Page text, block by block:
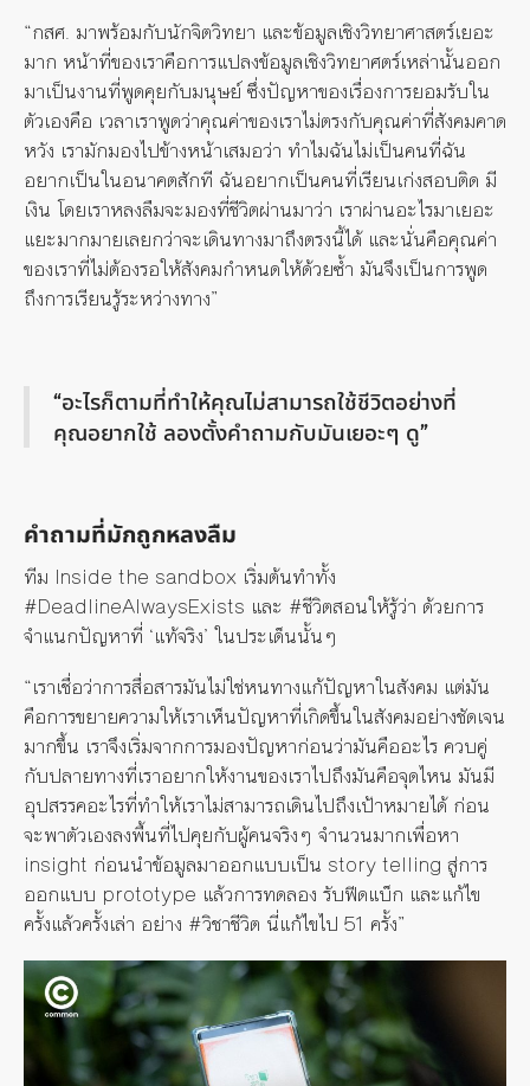
“กสศ. มาพร้อมกับนักจิตวิทยา และข้อมูลเชิงวิทยาศาสตร์เยอะ
มาก หน้าที่ของเราคือการแปลงข้อมูลเชิงวิทยาศตร์เหล่านั้นออก
มาเป็นงานที่พูดคุยกับมนุษย์ ซึ่งปัญหาของเรื่องการยอมรับใน
ตัวเองคือ เวลาเราพูดว่าคุณค่าของเราไม่ตรงกับคุณค่าที่สังคมคาด
หวัง เรามักมองไปข้างหน้าเสมอว่า ทำไมฉันไม่เป็นคนที่ฉัน
อยากเป็นในอนาคตสักที ฉันอยากเป็นคนที่เรียนเก่งสอบติด มี
เงิน โดยเราหลงลืมจะมองที่ชีวิตผ่านมาว่า เราผ่านอะไรมาเยอะ
แยะมากมายเลยกว่าจะเดินทางมาถึงตรงนี้ได้ และนั่นคือคุณค่า
ของเราที่ไม่ต้องรอให้สังคมกำหนดให้ด้วยซ้ำ มันจึงเป็นการพูด
ถึงการเรียนรู้ระหว่างทาง”
“อะไรก็ตามที่ทำให้คุณไม่สามารถใช้ชีวิตอย่างที่
คุณอยากใช้ ลองตั้งคำถามกับมันเยอะๆ ดู”
คำถามที่มักถูกหลงลืม
ทีม Inside the sandbox เริ่มต้นทำทั้ง
#DeadlineAlwaysExists และ #ชีวิตสอนให้รู้ว่า ด้วยการ
จำแนกปัญหาที่ ‘แท้จริง’ ในประเด็นนั้นๆ
“เราเชื่อว่าการสื่อสารมันไม่ใช่หนทางแก้ปัญหาในสังคม แต่มัน
คือการขยายความให้เราเห็นปัญหาที่เกิดขึ้นในสังคมอย่างชัดเจน
มากขึ้น เราจึงเริ่มจากการมองปัญหาก่อนว่ามันคืออะไร ควบคู่
กับปลายทางที่เราอยากให้งานของเราไปถึงมันคือจุดไหน มันมี
อุปสรรคอะไรที่ทำให้เราไม่สามารถเดินไปถึงเป้าหมายได้ ก่อน
จะพาตัวเองลงพื้นที่ไปคุยกับผู้คนจริงๆ จำนวนมากเพื่อหา
insight ก่อนนำข้อมูลมาออกแบบเป็น story telling สู่การ
ออกแบบ prototype แล้วการทดลอง รับฟีดแบ็ก และแก้ไข
ครั้งแล้วครั้งเล่า อย่าง #วิชาชีวิต นี่แก้ไขไป 51 ครั้ง”